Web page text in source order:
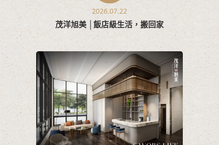
2026.07.22
茂洋旭美 │飯店級生活，搬回家